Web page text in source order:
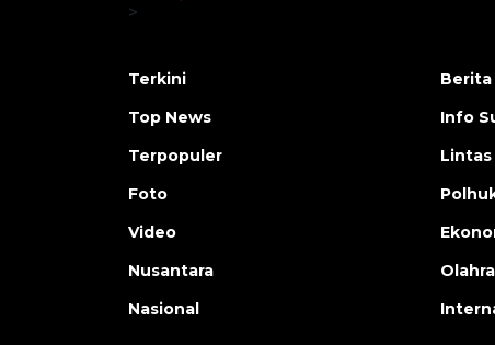
>
Terkini
Top News
Terpopuler
Foto
Video
Nusantara
Nasional
Berita
Info
Lintas